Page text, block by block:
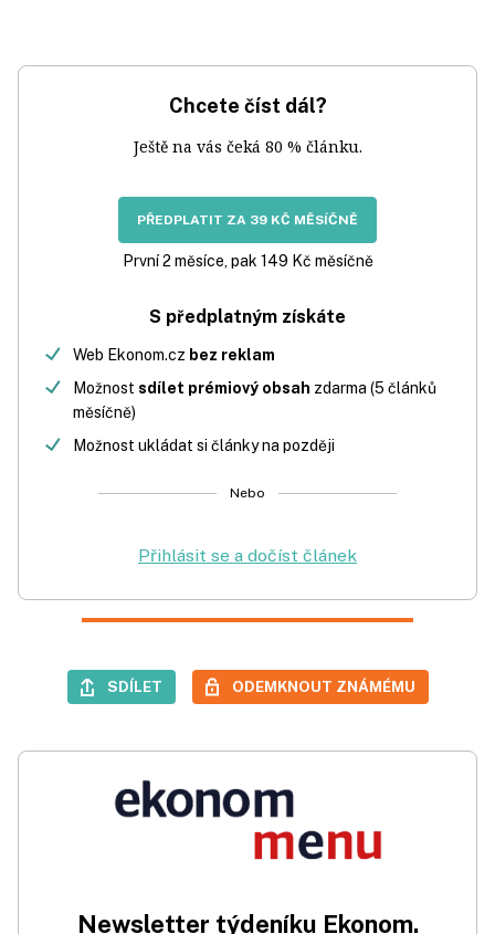
Chcete číst dál?
Ještě na vás čeká 80 % článku.
PŘEDPLATIT ZA 39 KČ MĚSÍČNĚ
První 2 měsíce, pak 149 Kč měsíčně
S předplatným získáte
Web Ekonom.cz bez reklam
Možnost sdílet prémiový obsah zdarma (5 článků
měsíčně)
Možnost ukládat si články na později
Nebo
Přihlásit se a dočíst článek
SDÍLET ODEMKNOUT ZNÁMÉMU
Newsletter týdeníku Ekonom.